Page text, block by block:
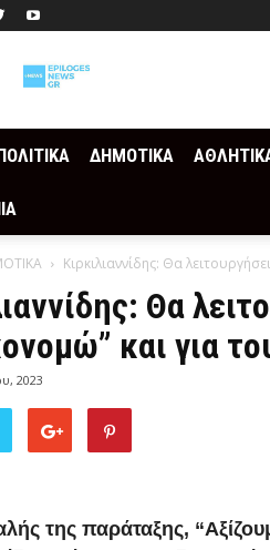
ΔΗΜΟΤΙΚΑ
Κιρκιλιαννίδης: Θα
Θα
και για
2023
της παράταξης,